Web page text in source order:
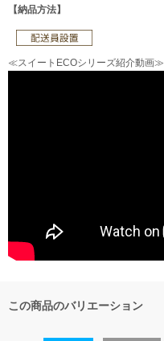
【納品方法】
≪スイートECOシリーズ紹介動画≫
この商品のバリエーション